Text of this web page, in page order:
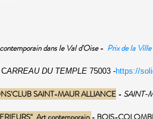
dans le Val d'Oise- Prix de la
ARREAU DU TEMPLE 75003 -https://
SAINT-MAUR ALLIANCE - SAINT-